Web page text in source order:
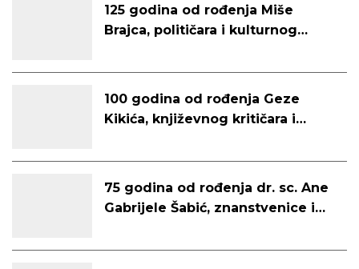
125 godina od rođenja Miše
Brajca, političara i kulturnog
Starčevo, siječanj 1990.)
100 godina od rođenja Geze
Kikića, književnog kritičara i
– Dubrovnik, 22. 3. 2002.)
75 godina od rođenja dr. sc. Ane
Gabrijele Šabić, znanstvenice i
(Tavankut, 6. 9. 1950. – Zagreb, 12.